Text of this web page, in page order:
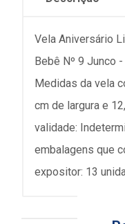
Vela Aniversário
Bebê Nº 9 Junco
Medidas da vela
cm de largura e
validade:
embalagens que
expositor: 13